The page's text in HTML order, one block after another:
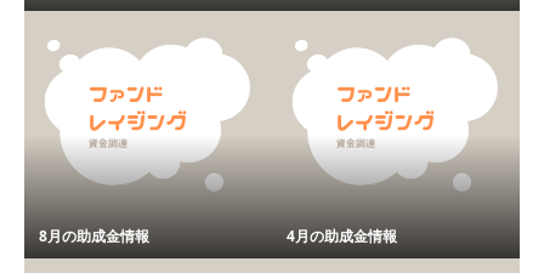
8月の助成金情報 4月の助成金情報